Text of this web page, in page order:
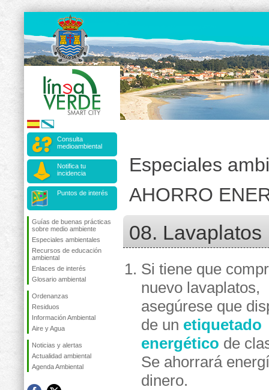
Consulta
medioambiental
Notifica tu
incidencia
Puntos de interés
Guías de buenas prácticas
sobre medio ambiente
Especiales ambientales
Recursos de educación
ambiental
Enlaces de interés
Glosario ambiental
Ordenanzas
Residuos
Información Ambiental
Aire y Agua
Noticias y alertas
Actualidad ambiental
Agenda Ambiental
Especiales
AHORRO
08. Lavaplatos
Si tiene que
nuevo lavaplatos,
asegúrese que
de un etiquetado
energético de
Se ahorrará
dinero.